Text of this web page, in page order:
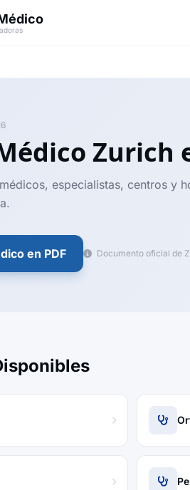
Zurich
especialistas, centros y
en PDF Documento oficial de